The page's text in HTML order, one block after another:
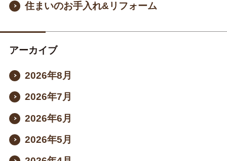
住まいのお手入れ&リフォーム
アーカイブ
2026年8月
2026年7月
2026年6月
2026年5月